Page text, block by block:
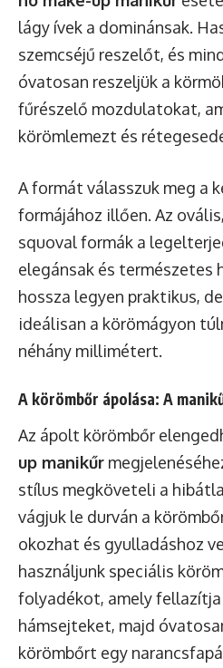
lágy ívek a dominánsak.
szemcséjű reszelőt, és
óvatosan reszeljük a
fűrészelő mozdulatokat,
körömlemezt és
A formát válasszuk meg a
formájához illően. Az
squoval formák a
elegánsak és természetes
hossza legyen praktikus,
ideálisan a körömágyon
néhány millimétert.
A körömbőr ápolása: A
Az ápolt körömbőr
up manikűr
stílus megköveteli a
vágjuk le durván a
okozhat és gyulladáshoz
használjunk speciális
folyadékot, amely
hámsejteket, majd
körömbőrt egy